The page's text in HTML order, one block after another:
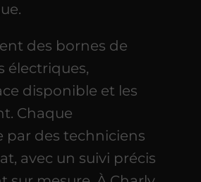
des bornes de
électriques,
disponible et les
Chaque
par des techniciens
avec un suivi précis